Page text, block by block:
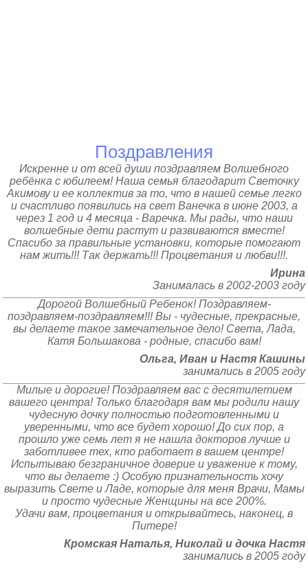
Поздравления
Искренне и от всей души поздравляем Волшебного
ребёнка с юбилеем! Наша семья благодарит Светочку
Акимову и ее коллектив за то, что в нашей семье легко
и счастливо появились на свет Ванечка в июне 2003, а
через 1 год и 4 месяца - Варечка. Мы рады, что наши
волшебные дети растут и развиваются вместе!
Спасибо за правильные установки, которые помогают
нам жить!!! Так держать!!! Процветания и любви!!!.
Ирина
Занималась в 2002-2003 году
Дорогой Волшебный Ребенок! Поздравляем-
поздравляем-поздравляем!!! Вы - чудесные, прекрасные,
вы делаете такое замечательное дело! Света, Лада,
Катя Большакова - родные, спасибо вам!
Ольга, Иван и Настя Кашины
занимались в 2005 году
Милые и дорогие! Поздравляем вас с десятилетием
вашего центра! Только благодаря вам мы родили нашу
чудесную дочку полностью подготовленными и
уверенными, что все будет хорошо! До сих пор, а
прошло уже семь лет я не нашла докторов лучше и
заботливее тех, кто работает в вашем центре!
Испытываю безграничное доверие и уважение к тому,
что вы делаете :) Особую признательность хочу
выразить Свете и Ладе, которые для меня Врачи, Мамы
и просто чудесные Женщины на все 200%.
Удачи вам, процветания и открывайтесь, наконец, в
Питере!
Кромская Наталья, Николай и дочка Настя
занимались в 2005 году